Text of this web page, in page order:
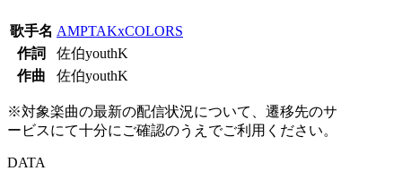
歌手名 AMPTAKxCOLORS
作詞
佐伯youthK
作曲
佐伯youthK
※対象楽曲の最新の配信状況について、遷移先のサ
ービスにて十分にご確認のうえでご利用ください。
DATA